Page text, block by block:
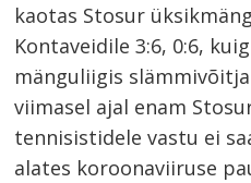
kaotas Stosur
Kontaveidile 3:6, 0:6,
mänguliigis slämmivõitja
viimasel ajal enam
tennisistidele vastu ei
alates koroonaviiruse